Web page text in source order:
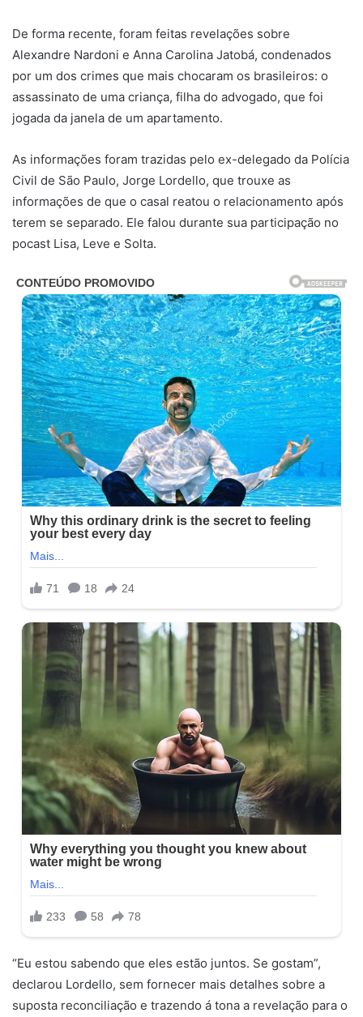
De forma recente, foram feitas revelações sobre
Alexandre Nardoni e Anna Carolina Jatobá, condenados
por um dos crimes que mais chocaram os brasileiros: o
assassinato de uma criança, filha do advogado, que foi
jogada da janela de um apartamento.
As informações foram trazidas pelo ex-delegado da Polícia
Civil de São Paulo, Jorge Lordello, que trouxe as
informações de que o casal reatou o relacionamento após
terem se separado. Ele falou durante sua participação no
pocast Lisa, Leve e Solta.
“Eu estou sabendo que eles estão juntos. Se gostam”,
declarou Lordello, sem fornecer mais detalhes sobre a
suposta reconciliação e trazendo á tona a revelação para o